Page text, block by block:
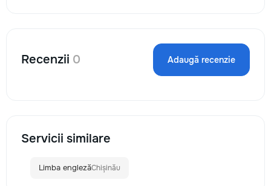
Recenzii 0 Adaugă recenzie
Servicii similare
Limba englezăChișinău